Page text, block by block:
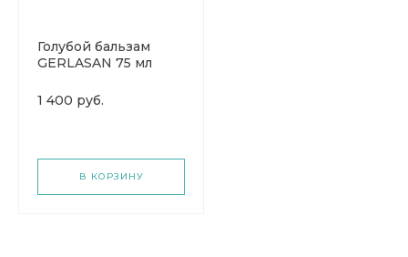
Голубой бальзам
GERLASAN 75 мл
1 400 руб.
В КОРЗИНУ